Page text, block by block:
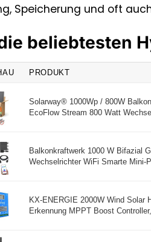
Speicherung und oft
beliebtesten
PRODUKT
Solarway® 1000Wp / 800W
EcoFlow Stream 800 Watt
Balkonkraftwerk 1000 W Bifazial
Wechselrichter WiFi Smarte Mini-
KX-ENERGIE 2000W Wind Solar
Erkennung MPPT Boost